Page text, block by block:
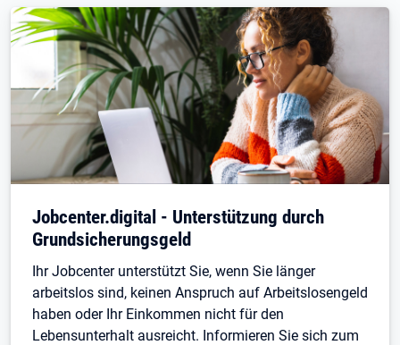
Jobcenter.digital - Unterstützung durch
Grundsicherungsgeld
Ihr Jobcenter unterstützt Sie, wenn Sie länger
arbeitslos sind, keinen Anspruch auf Arbeitslosengeld
haben oder Ihr Einkommen nicht für den
Lebensunterhalt ausreicht. Informieren Sie sich zum